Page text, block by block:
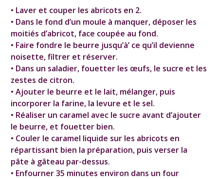
• Laver et couper les abricots en 2.
• Dans le fond d’un moule à manquer, déposer les
moitiés d’abricot, face coupée au fond.
• Faire fondre le beurre jusqu’à’ ce qu’il devienne
noisette, filtrer et réserver.
• Dans un saladier, fouetter les œufs, le sucre et les
zestes de citron.
• Ajouter le beurre et le lait, mélanger, puis
incorporer la farine, la levure et le sel.
• Réaliser un caramel avec le sucre avant d’ajouter
le beurre, et fouetter bien.
• Couler le caramel liquide sur les abricots en
répartissant bien la préparation, puis verser la
pâte à gâteau par-dessus.
• Enfourner 35 minutes environ dans un four